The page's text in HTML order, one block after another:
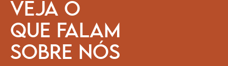
VEJA O
QUE FALAM
SOBRE NÓS